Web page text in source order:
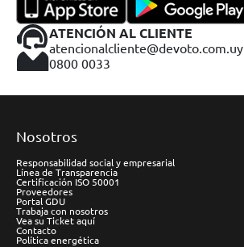
ATENCIÓN AL CLIENTE
atencionalcliente@devoto.com.uy
0800 0033
Nosotros
Responsabilidad social y empresarial
Línea de Transparencia
Certificación ISO 50001
Proveedores
Portal GDU
Trabaja con nosotros
Vea su Ticket aquí
Contacto
Política energética